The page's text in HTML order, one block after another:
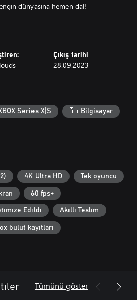
dünyasına hemen dal!
Havşehir'de özgürce dolaş. Tek
dönüş görevlerini oyna. Ayrıca
pulları, kostümler, araç
Çıkış tarihi
28.09.2023
Series X|S Bilgisayar
4K Ultra HD Tek oyuncu
60 fps+
Edildi Akıllı Teslim
bulut kayıtları
Tümünü göster